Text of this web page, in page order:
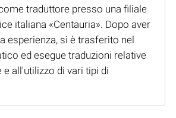
traduttore presso una filiale
italiana «Centauria». Dopo aver
esperienza, si è trasferito nel
ed esegue traduzioni relative
all'utilizzo di vari tipi di